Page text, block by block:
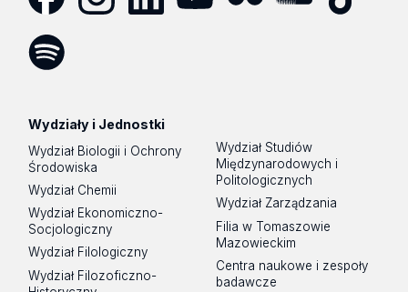
Wydziały i Jednostki
Wydział Biologii i Ochrony
Środowiska
Wydział Chemii
Wydział Ekonomiczno-
Socjologiczny
Wydział Filologiczny
Wydział Filozoficzno-
Wydział Studiów
Międzynarodowych i
Politologicznych
Wydział Zarządzania
Filia w Tomaszowie
Mazowieckim
Centra naukowe i zespoły
badawcze